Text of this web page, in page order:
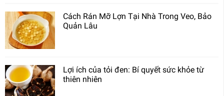
Cách Rán Mỡ Lợn Tại Nhà Trong Veo, Bảo
Quản Lâu
Lợi ích của tỏi đen: Bí quyết sức khỏe từ
thiên nhiên